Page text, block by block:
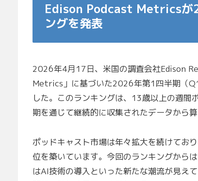
Edison Podcast Metricsが
ングを発表
2026年4月17日、米国の調査会社Edison
Metrics」に基づいた2026年第1四半期（
した。このランキングは、13歳以上の週
期を通じて継続的に収集されたデータから算
ポッドキャスト市場は年々拡大を続けてお
位を築いています。今回のランキングから
はAI技術の導入といった新たな潮流が見え